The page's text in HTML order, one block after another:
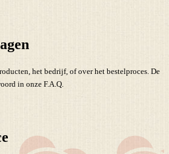
het bedrijf, of over het bestelproces. De
in onze F.A.Q.